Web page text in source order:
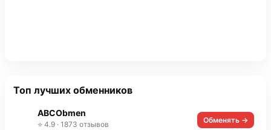
Топ лучших обменников
ABCObmen
⭐ 4.9 · 1873 отзывов Обменять →